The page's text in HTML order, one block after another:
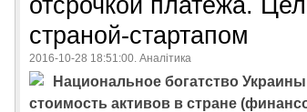
отсрочкой платежа.
страной-стартапом
2016-10-28 18:51:00. Аналітика
Национальное богатство
стоимость активов в стране